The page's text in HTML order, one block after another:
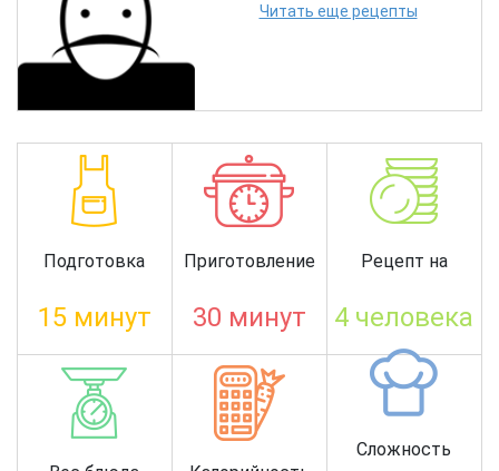
Читать еще рецепты
Подготовка
15 минут
Приготовление
30 минут
Рецепт на
4 человека
Сложность